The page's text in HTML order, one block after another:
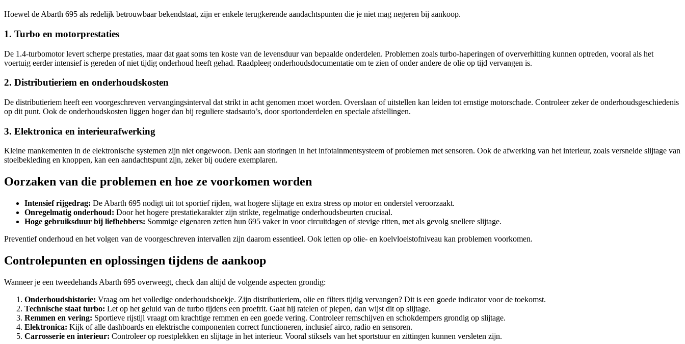
Hoewel de Abarth 695 als redelijk betrouwbaar bekendstaat, zijn er enkele terugkerende aandachtspunten die je niet mag negeren bij aankoop.
1. Turbo en motorprestaties
De 1.4-turbomotor levert scherpe prestaties, maar dat gaat soms ten koste van de levensduur van bepaalde onderdelen. Problemen zoals turbo-haperingen of oververhitting kunnen optreden, vooral als het
voertuig eerder intensief is gereden of niet tijdig onderhoud heeft gehad. Raadpleeg onderhoudsdocumentatie om te zien of onder andere de olie op tijd vervangen is.
2. Distributieriem en onderhoudskosten
De distributieriem heeft een voorgeschreven vervangingsinterval dat strikt in acht genomen moet worden. Overslaan of uitstellen kan leiden tot ernstige motorschade. Controleer zeker de onderhoudsgeschiedenis
op dit punt. Ook de onderhoudskosten liggen hoger dan bij reguliere stadsauto’s, door sportonderdelen en speciale afstellingen.
3. Elektronica en interieurafwerking
Kleine mankementen in de elektronische systemen zijn niet ongewoon. Denk aan storingen in het infotainmentsysteem of problemen met sensoren. Ook de afwerking van het interieur, zoals versnelde slijtage van
stoelbekleding en knoppen, kan een aandachtspunt zijn, zeker bij oudere exemplaren.
Oorzaken van die problemen en hoe ze voorkomen worden
Intensief rijgedrag: De Abarth 695 nodigt uit tot sportief rijden, wat hogere slijtage en extra stress op motor en onderstel veroorzaakt.
Onregelmatig onderhoud: Door het hogere prestatiekarakter zijn strikte, regelmatige onderhoudsbeurten cruciaal.
Hoge gebruiksduur bij liefhebbers: Sommige eigenaren zetten hun 695 vaker in voor circuitdagen of stevige ritten, met als gevolg snellere slijtage.
Preventief onderhoud en het volgen van de voorgeschreven intervallen zijn daarom essentieel. Ook letten op olie- en koelvloeistofniveau kan problemen voorkomen.
Controlepunten en oplossingen tijdens de aankoop
Wanneer je een tweedehands Abarth 695 overweegt, check dan altijd de volgende aspecten grondig:
Onderhoudshistorie: Vraag om het volledige onderhoudsboekje. Zijn distributieriem, olie en filters tijdig vervangen? Dit is een goede indicator voor de toekomst.
Technische staat turbo: Let op het geluid van de turbo tijdens een proefrit. Gaat hij ratelen of piepen, dan wijst dit op slijtage.
Remmen en vering: Sportieve rijstijl vraagt om krachtige remmen en een goede vering. Controleer remschijven en schokdempers grondig op slijtage.
Elektronica: Kijk of alle dashboards en elektrische componenten correct functioneren, inclusief airco, radio en sensoren.
Carrosserie en interieur: Controleer op roestplekken en slijtage in het interieur. Vooral stiksels van het sportstuur en zittingen kunnen versleten zijn.